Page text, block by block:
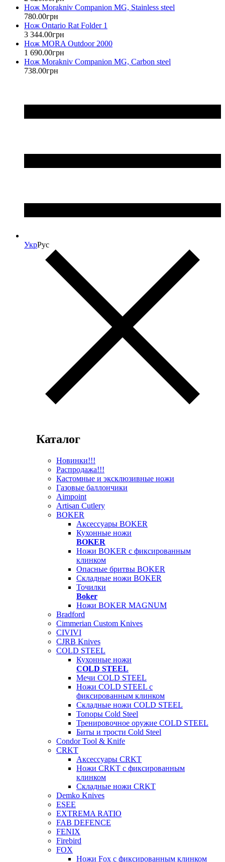
Нож Morakniv Companion MG, Stainless steel
780.00грн
Нож Ontario Rat Folder 1
3 344.00грн
Нож MORA Outdoor 2000
1 690.00грн
Нож Morakniv Companion MG, Carbon steel
738.00грн
УкрРус
Каталог
Новинки!!!
Распродажа!!!
Кастомные и эксклюзивные ножи
Газовые баллончики
Aimpoint
Artisan Cutlery
BOKER
Аксессуары BOKER
Кухонные ножи
BOKER
Ножи BOKER с фиксированным
клинком
Опасные бритвы BOKER
Складные ножи BOKER
Точилки
Boker
Ножи BOKER MAGNUM
Bradford
Cimmerian Custom Knives
CIVIVI
CJRB Knives
COLD STEEL
Кухонные ножи
COLD STEEL
Мечи COLD STEEL
Ножи COLD STEEL с
фиксированным клинком
Складные ножи COLD STEEL
Топоры Cold Steel
Тренировочное оружие COLD STEEL
Биты и трости Cold Steel
Condor Tool & Knife
CRKT
Аксессуары CRKT
Ножи CRKT с фиксированным
клинком
Складные ножи CRKT
Demko Knives
ESEE
EXTREMA RATIO
FAB DEFENCE
FENIX
Firebird
FOX
Ножи Fox с фиксированным клинком